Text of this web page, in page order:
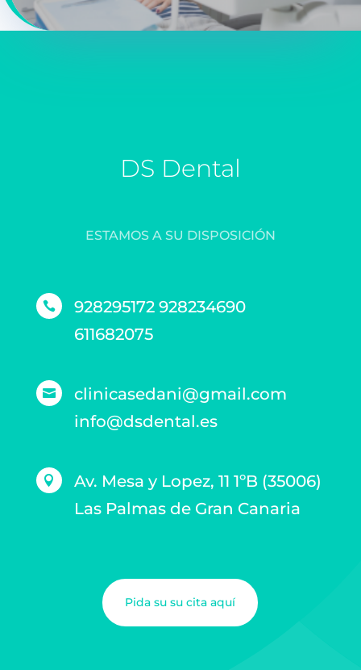
DS Dental
ESTAMOS A SU DISPOSICIÓN

928295172 928234690
611682075

clinicasedani@gmail.com
info@dsdental.es

Av. Mesa y Lopez, 11 1ºB (35006)
Las Palmas de Gran Canaria
Pida su su cita aquí